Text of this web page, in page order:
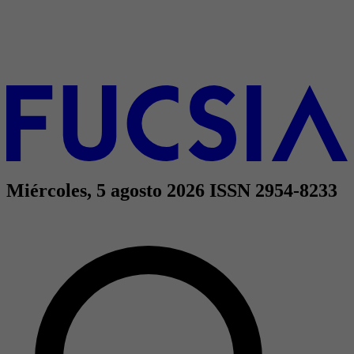
Miércoles, 5 agosto 2026 ISSN 2954-8233